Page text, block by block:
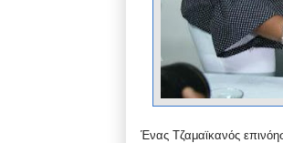
Ένας Τζαμαϊκανός